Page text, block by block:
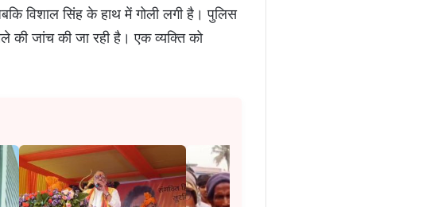
विशाल सिंह के हाथ में गोली लगी है। पुलिस
की जांच की जा रही है। एक व्यक्ति को